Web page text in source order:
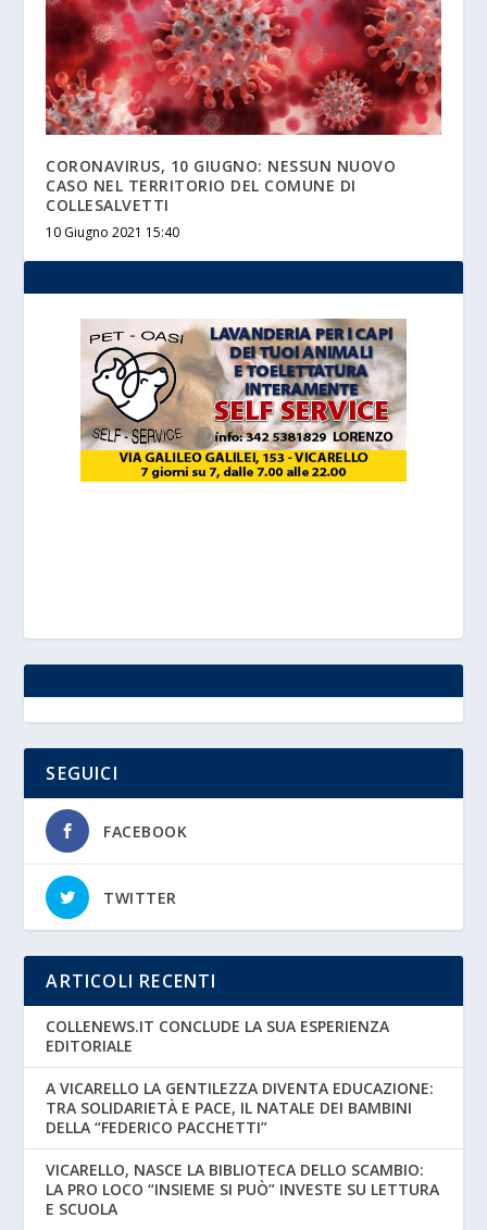
CORONAVIRUS, 10 GIUGNO: NESSUN NUOVO
CASO NEL TERRITORIO DEL COMUNE DI
COLLESALVETTI
10 Giugno 2021 15:40
SEGUICI
FACEBOOK
TWITTER
ARTICOLI RECENTI
COLLENEWS.IT CONCLUDE LA SUA ESPERIENZA
EDITORIALE
A VICARELLO LA GENTILEZZA DIVENTA EDUCAZIONE:
TRA SOLIDARIETÀ E PACE, IL NATALE DEI BAMBINI
DELLA “FEDERICO PACCHETTI”
VICARELLO, NASCE LA BIBLIOTECA DELLO SCAMBIO:
LA PRO LOCO “INSIEME SI PUÒ” INVESTE SU LETTURA
E SCUOLA